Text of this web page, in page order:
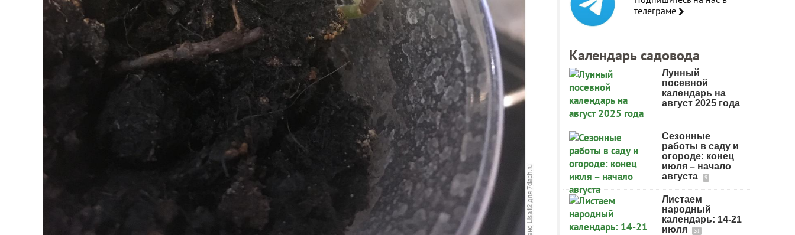
телеграме
Календарь садовода
Лунный
посевной
календарь на
август 2025 года
Сезонные
работы в саду и
огороде: конец
июля – начало
августа
9
Листаем
народный
календарь: 14-21
июля
31